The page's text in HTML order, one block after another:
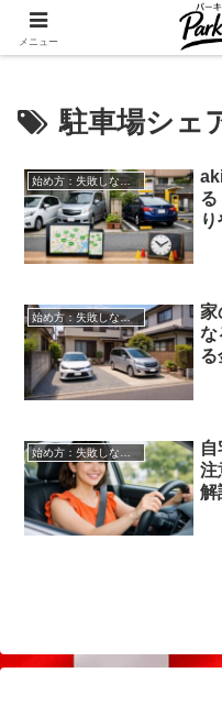
✨空き家・自宅
駐車場シェ
始め方：失敗しない自宅駐車場貸し出し
る
始め方：失敗しない自宅駐車場貸し出し
家
な
る
始め方：失敗しない自宅駐車場貸し出し
注
解
メニュー